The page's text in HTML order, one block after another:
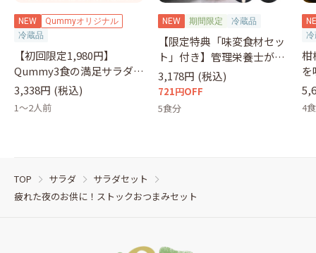
NEW
Qummyオリジナル
冷蔵品
【初回限定1,980円】
Qummy3食の満足サラダセ
ット（クーポンコード：
otameshi）
3,338円 (税込)
1～2人前
NEW 期間限定 冷蔵品
【限定特典「味変食材セッ
ト」付き】管理栄養士が選
ぶサラダ
3,178円 (税込)
721円OFF
5食分
柑
を
&
4
TOP サラダ
サラダセット
疲れた夜のお供に！ストックおつまみセット